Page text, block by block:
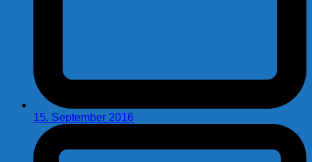
15. September 2016